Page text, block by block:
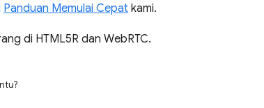
Panduan Memulai Cepat kami.
di HTML5R dan WebRTC.